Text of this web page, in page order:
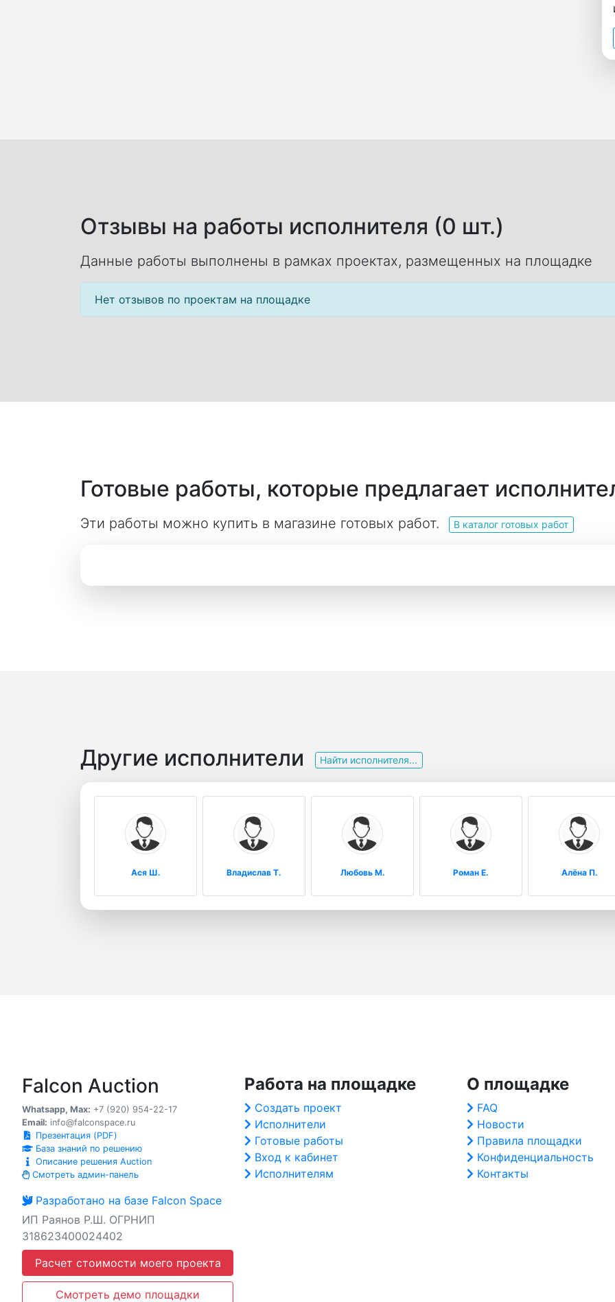
Отзывы на работы исполнителя (0 шт.)
Данные работы выполнены в рамках проектах, размещенных на площадке
Нет отзывов по проектам на площадке
Готовые работы, которые предлагает
Эти работы можно купить в магазине готовых работ. В каталог готовых работ
Другие исполнители Найти исполнителя...
Ася Ш. Владислав Т. Любовь М. Роман Е. Алёна П.
Falcon Auction
Whatsapp, Max: +7 (920) 954-22-17
Email: info@falconspace.ru
Презентация (PDF)
База знаний по решению
Описание решения Auction
Смотреть админ-панель
Разработано на базе Falcon Space
ИП Раянов Р.Ш. ОГРНИП
318623400024402
Расчет стоимости моего проекта
Смотреть демо площадки
Работа на площадке
Создать проект
Исполнители
Готовые работы
Вход к кабинет
Исполнителям
О площадке
FAQ
Новости
Правила площадки
Конфиденциальность
Контакты